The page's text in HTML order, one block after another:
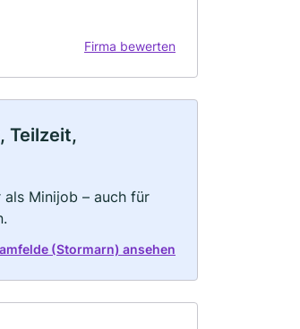
Firma bewerten
Teilzeit,
Minijob – auch für
(Stormarn) ansehen